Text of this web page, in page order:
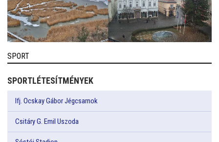
SPORT
SPORTLÉTESÍTMÉNYEK
Ifj. Ocskay Gábor Jégcsarnok
Csitáry G. Emil Uszoda